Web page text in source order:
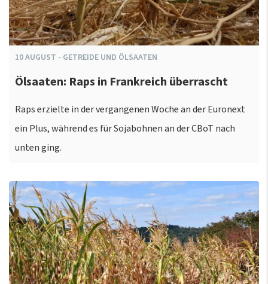
10AUGUST - GETREIDE UND ÖLSAATEN
Ölsaaten: Raps in Frankreich überrascht
Raps erzielte in der vergangenen Woche an der Euronext
ein Plus, während es für Sojabohnen an der CBoT nach
unten ging.